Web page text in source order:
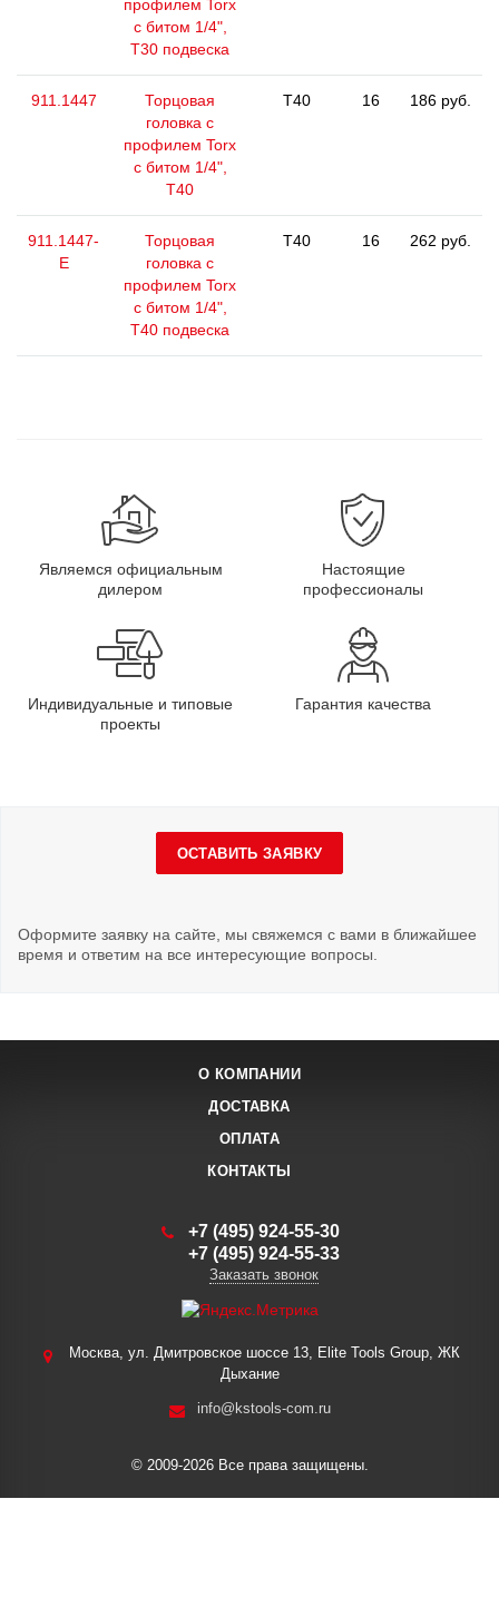
профилем Torx
с битом 1/4",
T30 подвеска
911.1447
Торцовая
головка с
профилем Torx
с битом 1/4",
T40
T40 16 186 руб.
911.1447-
E
Торцовая
головка с
профилем Torx
с битом 1/4",
T40 подвеска
T40 16 262 руб.
Являемся официальным
дилером
Настоящие
профессионалы
Индивидуальные и типовые
проекты
Гарантия качества
ОСТАВИТЬ ЗАЯВКУ
Оформите заявку на сайте, мы свяжемся с вами в ближайшее
время и ответим на все интересующие вопросы.
О КОМПАНИИ
ДОСТАВКА
ОПЛАТА
КОНТАКТЫ
+7 (495) 924-55-30
+7 (495) 924-55-33
Заказать звонок
Москва, ул. Дмитровское шоссе 13, Elite Tools Group, ЖК
Дыхание
info@kstools-com.ru
© 2009-2026 Все права защищены.